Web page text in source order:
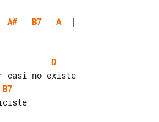
A# B7 A
  |
D
B7